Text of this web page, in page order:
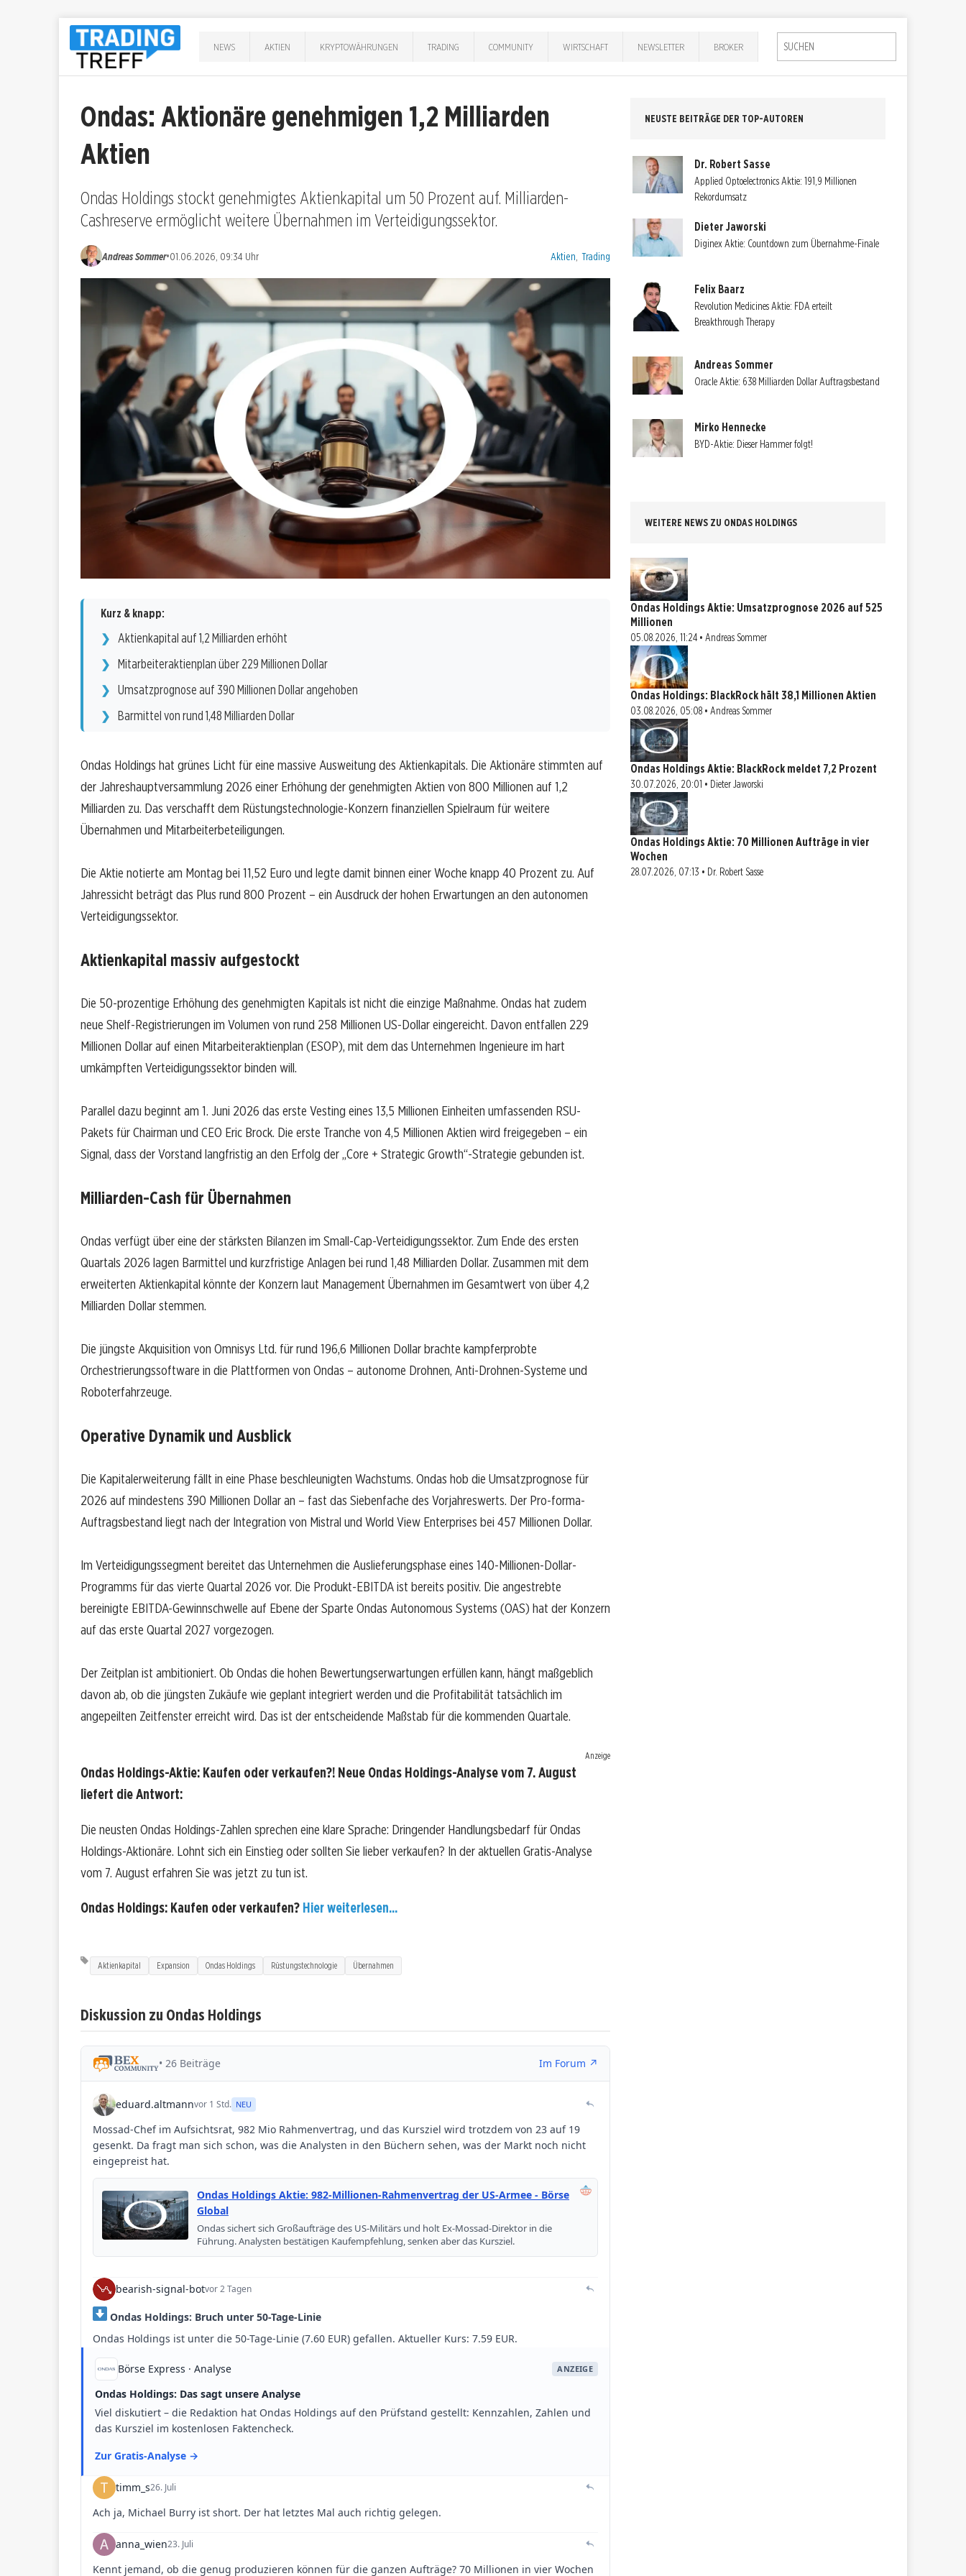
NEWS AKTIEN KRYPTOWÄHRUNGEN TRADING COMMUNITY WIRTSCHAFT NEWSLETTER BROKER
Ondas: Aktionäre genehmigen 1,2 Milliarden
Aktien
Ondas Holdings stockt genehmigtes Aktienkapital um 50 Prozent auf. Milliarden-
Cashreserve ermöglicht weitere Übernahmen im Verteidigungssektor.
Andreas Sommer•01.06.2026, 09:34 Uhr Kategorien:
Aktien Trading
Kurz & knapp:
Aktienkapital auf 1,2 Milliarden erhöht
Mitarbeiteraktienplan über 229 Millionen Dollar
Umsatzprognose auf 390 Millionen Dollar angehoben
Barmittel von rund 1,48 Milliarden Dollar
Ondas Holdings hat grünes Licht für eine massive Ausweitung des Aktienkapitals. Die Aktionäre stimmten auf
der Jahreshauptversammlung 2026 einer Erhöhung der genehmigten Aktien von 800 Millionen auf 1,2
Milliarden zu. Das verschafft dem Rüstungstechnologie-Konzern finanziellen Spielraum für weitere
Übernahmen und Mitarbeiterbeteiligungen.
Die Aktie notierte am Montag bei 11,52 Euro und legte damit binnen einer Woche knapp 40 Prozent zu. Auf
Jahressicht beträgt das Plus rund 800 Prozent – ein Ausdruck der hohen Erwartungen an den autonomen
Verteidigungssektor.
Aktienkapital massiv aufgestockt
Die 50-prozentige Erhöhung des genehmigten Kapitals ist nicht die einzige Maßnahme. Ondas hat zudem
neue Shelf-Registrierungen im Volumen von rund 258 Millionen US-Dollar eingereicht. Davon entfallen 229
Millionen Dollar auf einen Mitarbeiteraktienplan (ESOP), mit dem das Unternehmen Ingenieure im hart
umkämpften Verteidigungssektor binden will.
Parallel dazu beginnt am 1. Juni 2026 das erste Vesting eines 13,5 Millionen Einheiten umfassenden RSU-
Pakets für Chairman und CEO Eric Brock. Die erste Tranche von 4,5 Millionen Aktien wird freigegeben – ein
Signal, dass der Vorstand langfristig an den Erfolg der „Core + Strategic Growth“-Strategie gebunden ist.
Milliarden-Cash für Übernahmen
Ondas verfügt über eine der stärksten Bilanzen im Small-Cap-Verteidigungssektor. Zum Ende des ersten
Quartals 2026 lagen Barmittel und kurzfristige Anlagen bei rund 1,48 Milliarden Dollar. Zusammen mit dem
erweiterten Aktienkapital könnte der Konzern laut Management Übernahmen im Gesamtwert von über 4,2
Milliarden Dollar stemmen.
Die jüngste Akquisition von Omnisys Ltd. für rund 196,6 Millionen Dollar brachte kampferprobte
Orchestrierungssoftware in die Plattformen von Ondas – autonome Drohnen, Anti-Drohnen-Systeme und
Roboterfahrzeuge.
Operative Dynamik und Ausblick
Die Kapitalerweiterung fällt in eine Phase beschleunigten Wachstums. Ondas hob die Umsatzprognose für
2026 auf mindestens 390 Millionen Dollar an – fast das Siebenfache des Vorjahreswerts. Der Pro-forma-
Auftragsbestand liegt nach der Integration von Mistral und World View Enterprises bei 457 Millionen Dollar.
Im Verteidigungssegment bereitet das Unternehmen die Auslieferungsphase eines 140-Millionen-Dollar-
Programms für das vierte Quartal 2026 vor. Die Produkt-EBITDA ist bereits positiv. Die angestrebte
bereinigte EBITDA-Gewinnschwelle auf Ebene der Sparte Ondas Autonomous Systems (OAS) hat der Konzern
auf das erste Quartal 2027 vorgezogen.
Der Zeitplan ist ambitioniert. Ob Ondas die hohen Bewertungserwartungen erfüllen kann, hängt maßgeblich
davon ab, ob die jüngsten Zukäufe wie geplant integriert werden und die Profitabilität tatsächlich im
angepeilten Zeitfenster erreicht wird. Das ist der entscheidende Maßstab für die kommenden Quartale.
Anzeige
Ondas Holdings-Aktie: Kaufen oder verkaufen?! Neue Ondas Holdings-Analyse vom 7. August
liefert die Antwort:
Die neusten Ondas Holdings-Zahlen sprechen eine klare Sprache: Dringender Handlungsbedarf für Ondas
Holdings-Aktionäre. Lohnt sich ein Einstieg oder sollten Sie lieber verkaufen? In der aktuellen Gratis-Analyse
vom 7. August erfahren Sie was jetzt zu tun ist.
Ondas Holdings: Kaufen oder verkaufen? Hier weiterlesen...
Aktienkapital Expansion Ondas Holdings Rüstungstechnologie Übernahmen
Diskussion zu Ondas Holdings
NEUSTE BEITRÄGE DER TOP-AUTOREN
Dr. Robert Sasse
Applied Optoelectronics Aktie: 191,9 Millionen
Rekordumsatz
Dieter Jaworski
Diginex Aktie: Countdown zum Übernahme-Finale
Felix Baarz
Revolution Medicines Aktie: FDA erteilt
Breakthrough Therapy
Andreas Sommer
Oracle Aktie: 638 Milliarden Dollar Auftragsbestand
Mirko Hennecke
BYD-Aktie: Dieser Hammer folgt!
WEITERE NEWS ZU ONDAS HOLDINGS
Ondas Holdings Aktie: Umsatzprognose 2026 auf 525
Millionen
05.08.2026, 11:24 • Andreas Sommer
Ondas Holdings: BlackRock hält 38,1 Millionen Aktien
03.08.2026, 05:08 • Andreas Sommer
Ondas Holdings Aktie: BlackRock meldet 7,2 Prozent
30.07.2026, 20:01 • Dieter Jaworski
Ondas Holdings Aktie: 70 Millionen Aufträge in vier
Wochen
28.07.2026, 07:13 • Dr. Robert Sasse